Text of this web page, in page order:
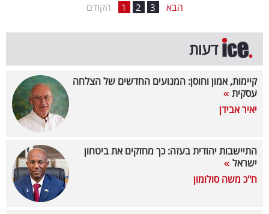
המילון
הכלכלי
פודקאסט
40
הקודם 1 2 3 הבא
דעות
קיימות, אמון וחוסן: המנועים החדשים של הצלחה
עסקית
יאיר אבידן
התיישבות יהודית בעזה: כך מחזקים את ביטחון
ישראל
ח"כ משה סולומון